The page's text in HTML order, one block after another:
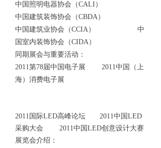
中国照明电器协会（CALI）
中国建筑装饰协会（CBDA）
中国建筑业协会（CCIA） 中
国室内装饰协会（CIDA）
同期展会与重要活动：
2011第78届中国电子展 2011中国（上
海）消费电子展
2011国际LED高峰论坛 2011中国LED
采购大会 2011中国LED创意设计大赛
展览会介绍：